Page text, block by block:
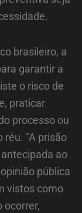
brasileiro, a
garantir a
o risco de
praticar
processo ou
réu. "A prisão
ao
pública
vistos como
ocorrer,